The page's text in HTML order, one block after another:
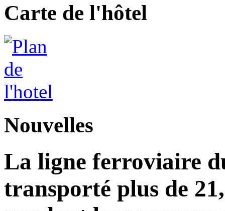
Carte de l'hôtel
Nouvelles
La ligne ferroviaire
transporté plus de